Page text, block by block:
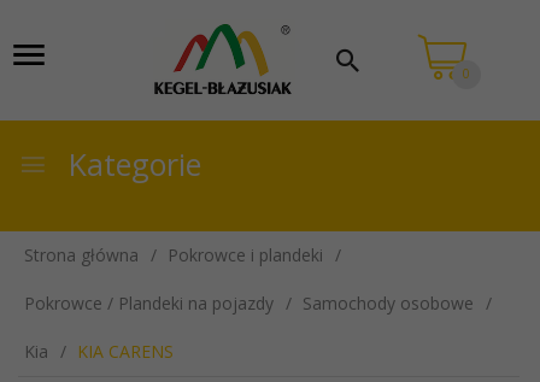
0
Kategorie
Strona główna Pokrowce i plandeki
Pokrowce / Plandeki na pojazdy Samochody osobowe
Kia KIA CARENS